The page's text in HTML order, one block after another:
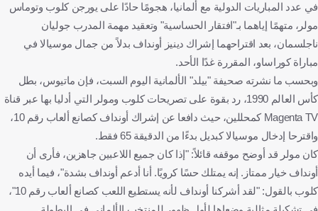
في عدد المباريات الدولية مع ألمانيا، هجومًا حادًا على يورجن كلوب وتوماس
مولر، متهمًا إياهما بـ"افتقار الحساسية" وتعقيد مهمة المدرب جوليان
ناجلسمان، بعد اقتراحهما إشراك دينيز أونداف بدلاً من جمال موسيالا في
مباراة كوراساو، المقررة غدًا الأحد.
وبحسب ما نشرته صحيفة "بيلد" الألمانية اليوم السبت، فإن ماتيوس، بطل
كأس العالم 1990، رد بقوة على تصريحات كلوب ومولر التي أدليا بها عبر قناة
Magenta TV كمحللين، حيث دافعا عن إشراك أونداف كصانع ألعاب رقم 10،
واقترحا إدخال موسيالا كبديل بدءًا من الدقيقة 65 فقط.
كان مولر قد أوضح موقفه قائلاً: "إذا كان جميع اللاعبين جاهزين، فأرى أن
أونداف خيار ممتاز. إنه يمتلك حسًا كرويًا. أنا أدعم أونداف بشدة"، فيما أيده
كلوب بالقول: "لقد أشركنا أونداف لأنه يستطيع اللعب كصانع ألعاب رقم 10"،